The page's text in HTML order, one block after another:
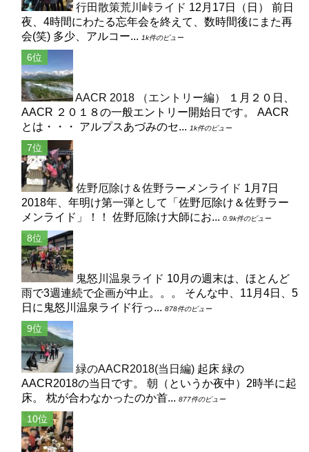
行田散策荒川峠ライド 12月17日（日） 前日
夜、4時間にわたる忘年会を終えて、数時間後にまた再
会(笑) 多少、アルコー... 1k件のビュー
AACR 2018 （エントリー編）
１月２０日、
AACR ２０１８の一般エントリー開始日です。 AACR
とは・・・ アルプスあづみのセ... 1k件のビュー
佐野厄除け＆佐野ラーメンライド 1月7日
2018年、年明け第一弾として「佐野厄除け＆佐野ラー
メンライド」！！ 佐野厄除け大師にお... 0.9k件のビュー
鬼怒川温泉ライド 10月の週末は、ほとんど
雨で3週連続で企画が中止。。。 そんな中、11月4日、5
日に鬼怒川温泉ライド行っ... 878件のビュー
緑のAACR2018(当日編) 起床 緑の
AACR2018の当日です。 朝（というか夜中）2時半に起
床。 枕が合わなかったのか首... 877件のビュー